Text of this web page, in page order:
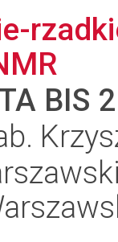
BIS 2